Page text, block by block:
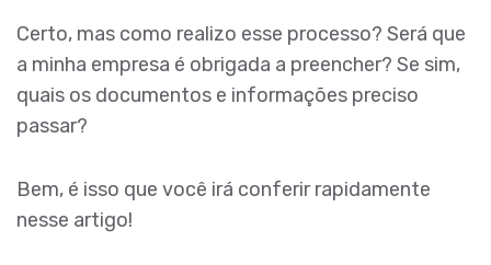
Certo, mas como realizo esse processo? Será que
a minha empresa é obrigada a preencher? Se sim,
quais os documentos e informações preciso
passar?
Bem, é isso que você irá conferir rapidamente
nesse artigo!